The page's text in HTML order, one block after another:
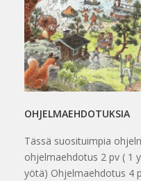
OHJELMAEHDOTUKSIA
Tässä suosituimpia
ohjelmaehdotus 2 pv ( 1
yötä) Ohjelmaehdotus 4